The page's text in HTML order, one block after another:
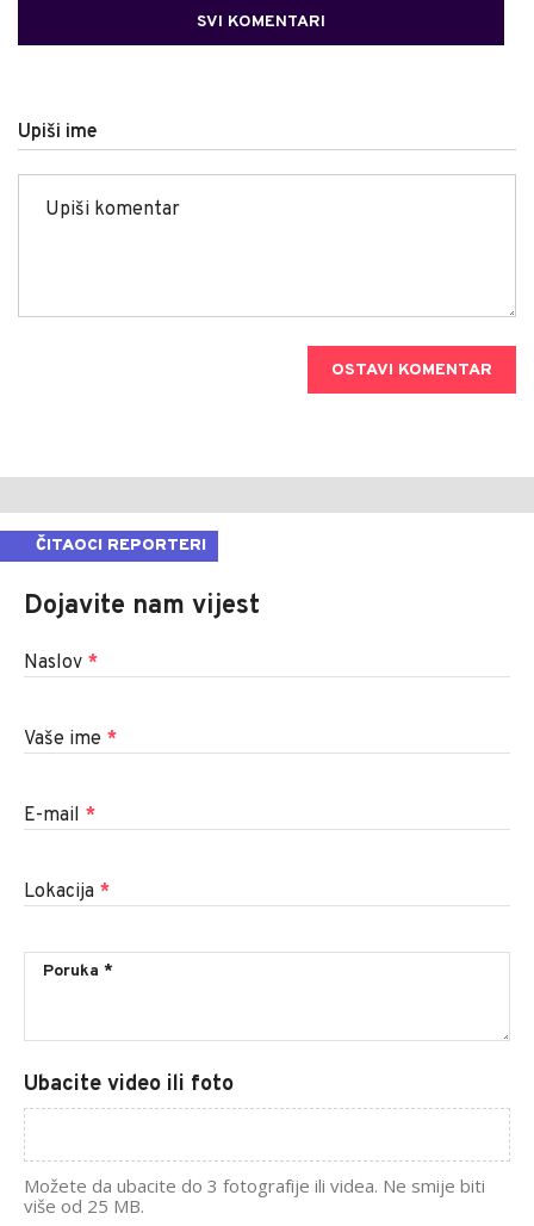
SVI KOMENTARI
Upiši ime
OSTAVI KOMENTAR
ČITAOCI REPORTERI
Dojavite nam vijest
Naslov *
Vaše ime *
E-mail *
Lokacija *
Ubacite video ili foto
Možete da ubacite do 3 fotografije ili videa. Ne smije biti
više od 25 MB.